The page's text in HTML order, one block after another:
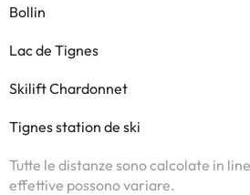
Bollin
Lac de Tignes
Skilift Chardonnet
Tignes station de ski
Tutte le distanze sono calcolate in
effettive possono variare.